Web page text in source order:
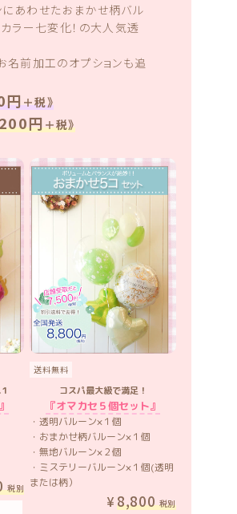
にあわせたおまかせ柄バル
カラー七変化！の大人気透
名前加工のオプションも追
円 ＋税》
円＋税》
税別
コスパ最大級で満足！
『オマカセ５個セット』
・透明バルーン×１個
・おまかせ柄バルーン×１個
・無地バルーン×２個
・ミステリーバルーン×１個(透明
または柄）
送料無料
8,800 税別